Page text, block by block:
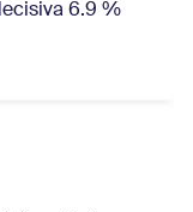
6.9 %